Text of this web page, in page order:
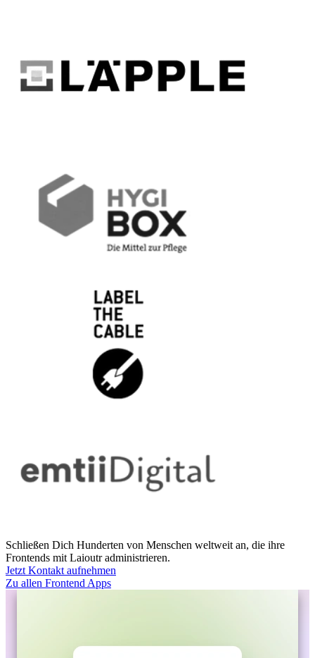
Schließen Dich Hunderten von Menschen weltweit an, die ihre
Frontends mit Laioutr administrieren.
Jetzt Kontakt aufnehmen
Zu allen Frontend Apps